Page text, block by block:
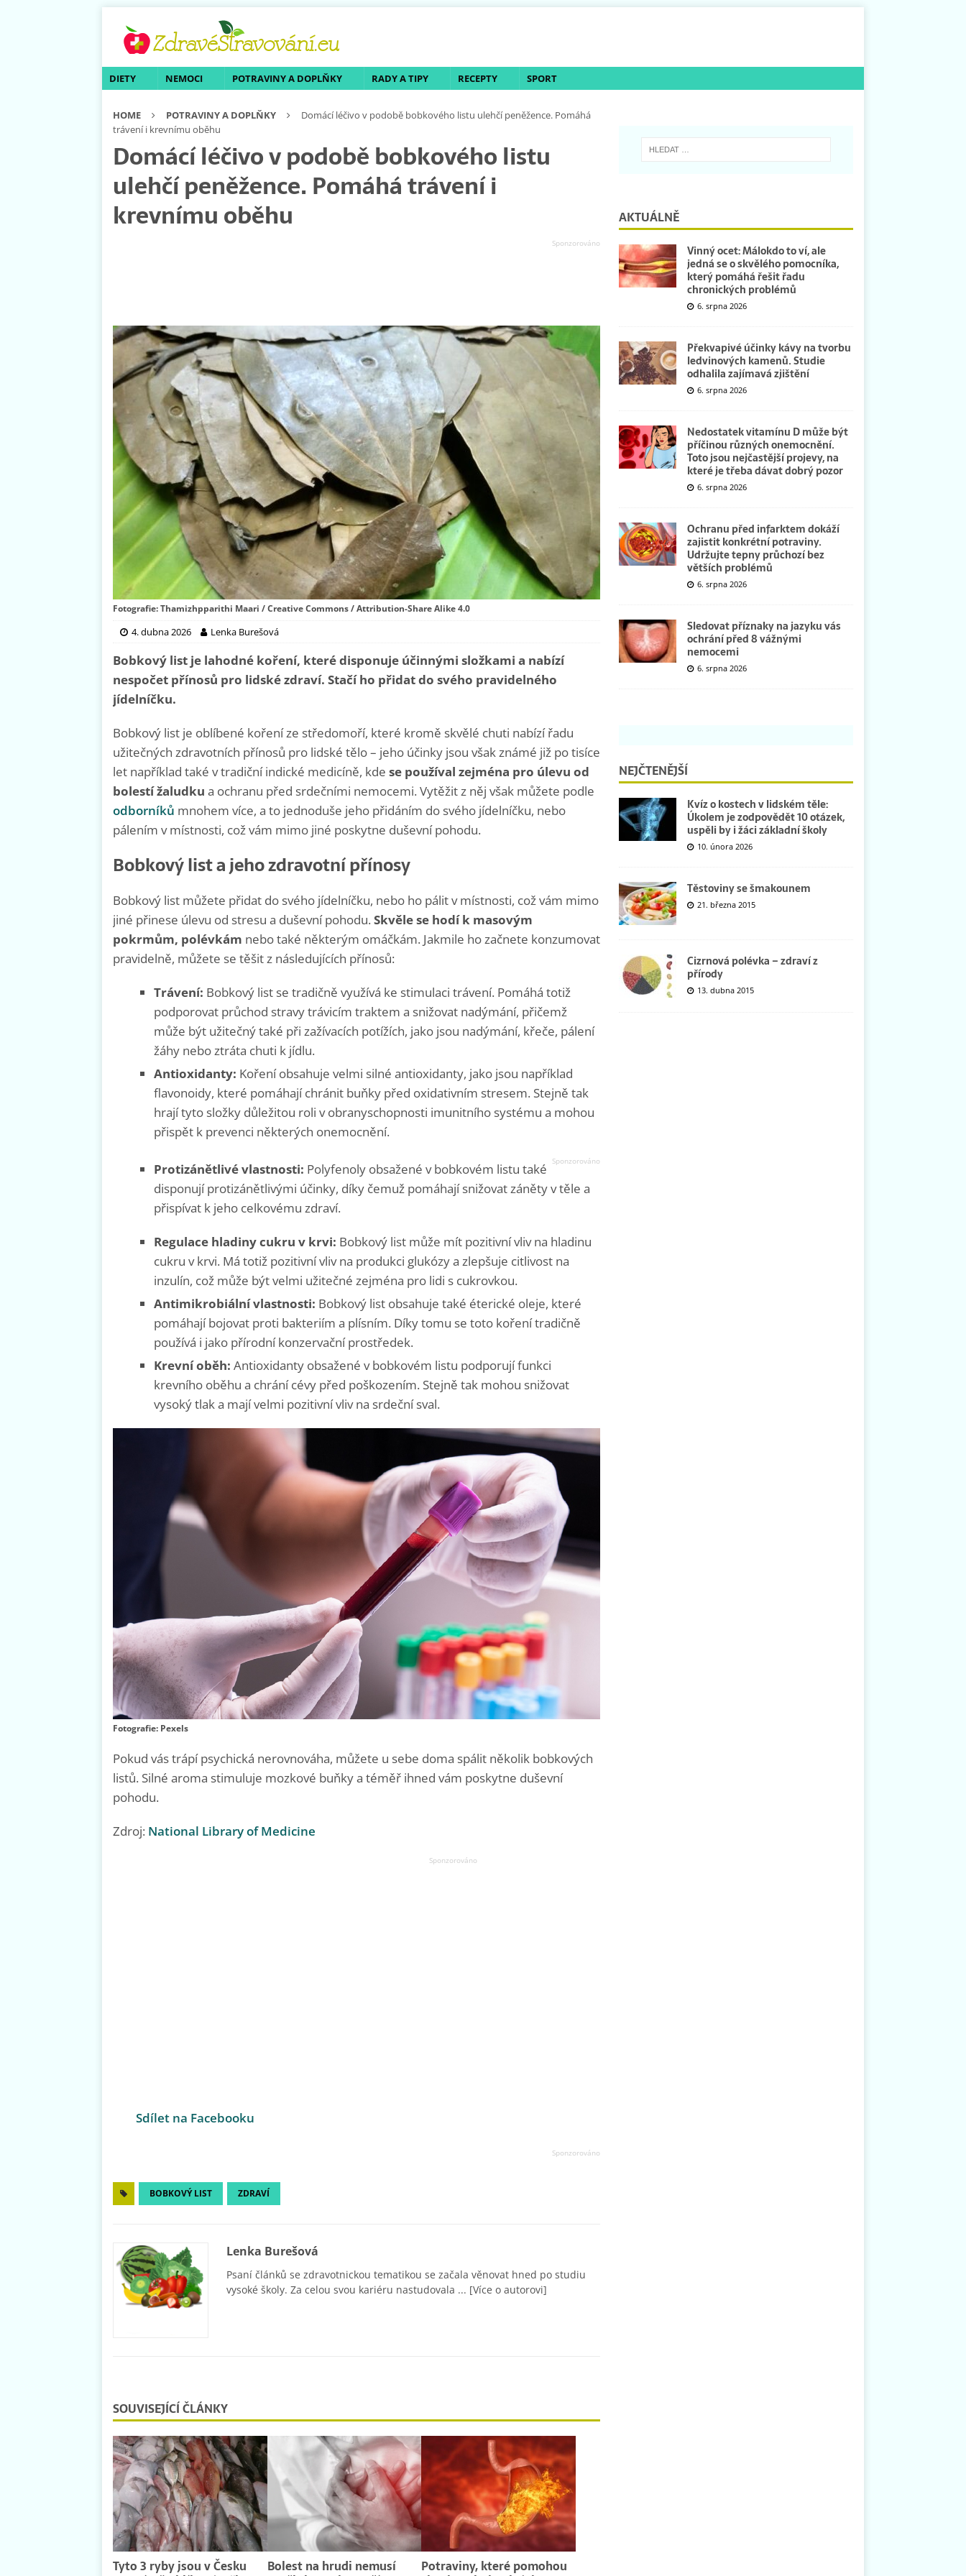
DIETY NEMOCI POTRAVINY A DOPLŇKY RADY A TIPY RECEPTY SPORT
HOME POTRAVINY A DOPLŇKY
Domácí léčivo v podobě bobkového listu ulehčí peněžence. Pomáhá
trávení i krevnímu oběhu
Domácí léčivo v podobě bobkového listu
ulehčí peněžence. Pomáhá trávení i
krevnímu oběhu
Fotografie: Thamizhpparithi Maari / Creative Commons / Attribution-Share Alike 4.0
4. dubna 2026 Lenka Burešová
Bobkový list je lahodné koření, které disponuje účinnými složkami a nabízí
nespočet přínosů pro lidské zdraví. Stačí ho přidat do svého pravidelného
jídelníčku.
Bobkový list je oblíbené koření ze středomoří, které kromě skvělé chuti nabízí řadu
užitečných zdravotních přínosů pro lidské tělo – jeho účinky jsou však známé již po tisíce
let například také v tradiční indické medicíně, kde se používal zejména pro úlevu od
bolestí žaludku a ochranu před srdečními nemocemi. Vytěžit z něj však můžete podle
odborníků mnohem více, a to jednoduše jeho přidáním do svého jídelníčku, nebo
pálením v místnosti, což vám mimo jiné poskytne duševní pohodu.
Bobkový list a jeho zdravotní přínosy
Bobkový list můžete přidat do svého jídelníčku, nebo ho pálit v místnosti, což vám mimo
jiné přinese úlevu od stresu a duševní pohodu. Skvěle se hodí k masovým
pokrmům, polévkám nebo také některým omáčkám. Jakmile ho začnete konzumovat
pravidelně, můžete se těšit z následujících přínosů:
Trávení: Bobkový list se tradičně využívá ke stimulaci trávení. Pomáhá totiž
podporovat průchod stravy trávicím traktem a snižovat nadýmání, přičemž
může být užitečný také při zažívacích potížích, jako jsou nadýmání, křeče, pálení
žáhy nebo ztráta chuti k jídlu.
Antioxidanty: Koření obsahuje velmi silné antioxidanty, jako jsou například
flavonoidy, které pomáhají chránit buňky před oxidativním stresem. Stejně tak
hrají tyto složky důležitou roli v obranyschopnosti imunitního systému a mohou
přispět k prevenci některých onemocnění.
Protizánětlivé vlastnosti: Polyfenoly obsažené v bobkovém listu také
disponují protizánětlivými účinky, díky čemuž pomáhají snižovat záněty v těle a
přispívat k jeho celkovému zdraví.
Regulace hladiny cukru v krvi: Bobkový list může mít pozitivní vliv na hladinu
cukru v krvi. Má totiž pozitivní vliv na produkci glukózy a zlepšuje citlivost na
inzulín, což může být velmi užitečné zejména pro lidi s cukrovkou.
Antimikrobiální vlastnosti: Bobkový list obsahuje také éterické oleje, které
pomáhají bojovat proti bakteriím a plísním. Díky tomu se toto koření tradičně
používá i jako přírodní konzervační prostředek.
Krevní oběh: Antioxidanty obsažené v bobkovém listu podporují funkci
krevního oběhu a chrání cévy před poškozením. Stejně tak mohou snižovat
vysoký tlak a mají velmi pozitivní vliv na srdeční sval.
Fotografie: Pexels
Pokud vás trápí psychická nerovnováha, můžete u sebe doma spálit několik bobkových
listů. Silné aroma stimuluje mozkové buňky a téměř ihned vám poskytne duševní
pohodu.
Zdroj: National Library of Medicine
Sdílet na Facebooku
BOBKOVÝ LIST ZDRAVÍ
Lenka Burešová
Psaní článků se zdravotnickou tematikou se začala věnovat hned po studiu
vysoké školy. Za celou svou kariéru nastudovala ... [Více o autorovi]
SOUVISEJÍCÍ ČLÁNKY
Tyto 3 ryby jsou v Česku Bolest na hrudi nemusí Potraviny, které pomohou
AKTUÁLNĚ
Vinný ocet: Málokdo to ví, ale
jedná se o skvělého pomocníka,
který pomáhá řešit řadu
chronických problémů
6. srpna 2026
Překvapivé účinky kávy na tvorbu
ledvinových kamenů. Studie
odhalila zajímavá zjištění
6. srpna 2026
Nedostatek vitamínu D může být
příčinou různých onemocnění.
Toto jsou nejčastější projevy, na
které je třeba dávat dobrý pozor
6. srpna 2026
Ochranu před infarktem dokáží
zajistit konkrétní potraviny.
Udržujte tepny průchozí bez
větších problémů
6. srpna 2026
Sledovat příznaky na jazyku vás
ochrání před 8 vážnými
nemocemi
6. srpna 2026
NEJČTENĚJŠÍ
Kvíz o kostech v lidském těle:
Úkolem je zodpovědět 10 otázek,
uspěli by i žáci základní školy
10. února 2026
Těstoviny se šmakounem
21. března 2015
Cizrnová polévka – zdraví z
přírody
13. dubna 2015